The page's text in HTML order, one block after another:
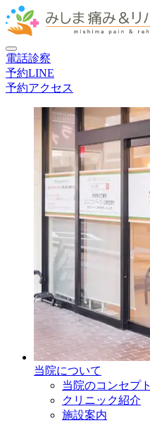
電話診察
予約LINE
予約アクセス
当院について
当院のコンセプト
クリニック紹介
施設案内